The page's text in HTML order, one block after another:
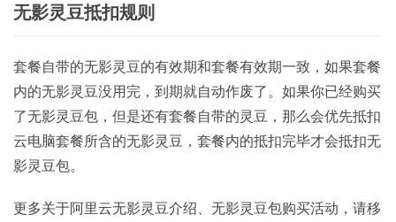
无影灵豆抵扣规则
套餐自带的无影灵豆的有效期和套餐有效期一致，如果套餐
内的无影灵豆没用完，到期就自动作废了。如果你已经购买
了无影灵豆包，但是还有套餐自带的灵豆，那么会优先抵扣
云电脑套餐所含的无影灵豆，套餐内的抵扣完毕才会抵扣无
影灵豆包。
更多关于阿里云无影灵豆介绍、无影灵豆包购买活动，请移